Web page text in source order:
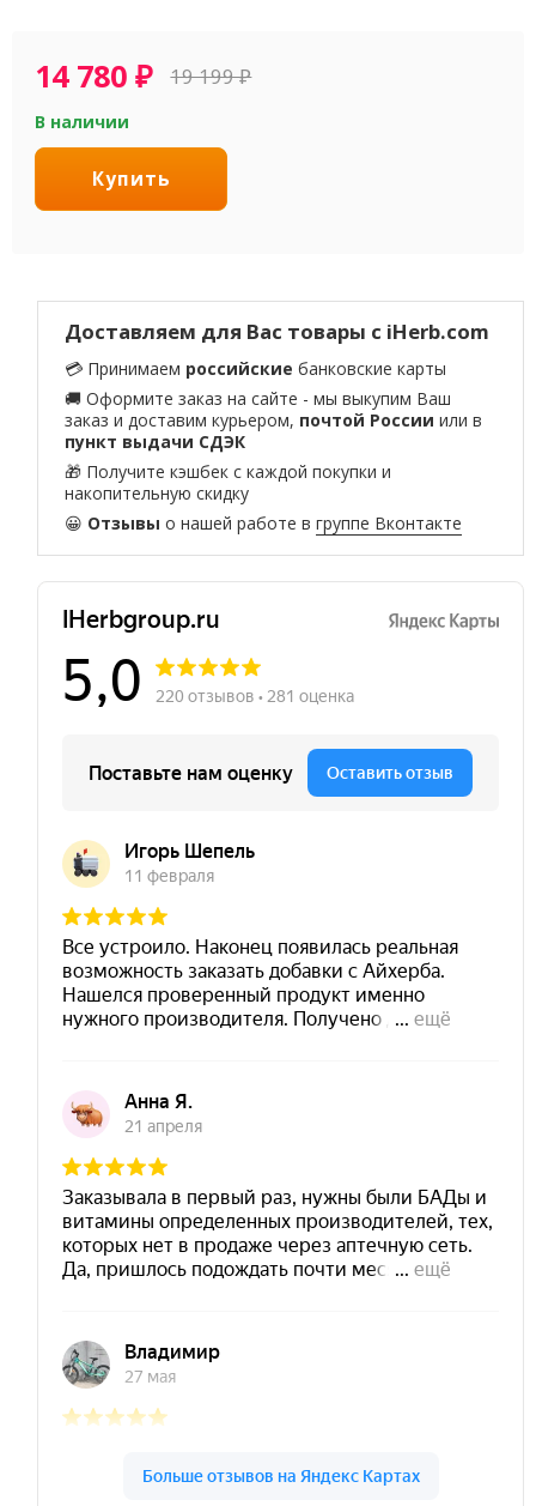
14 780₽ 19 199₽
В наличии
Купить
Доставляем для Вас товары с iHerb.com
💳 Принимаем российские банковские карты
🚚 Оформите заказ на сайте - мы выкупим Ваш
заказ и доставим курьером, почтой России или в
пункт выдачи СДЭК
🎁 Получите кэшбек с каждой покупки и
накопительную скидку
😀 Отзывы о нашей работе вгруппе Вконтакте